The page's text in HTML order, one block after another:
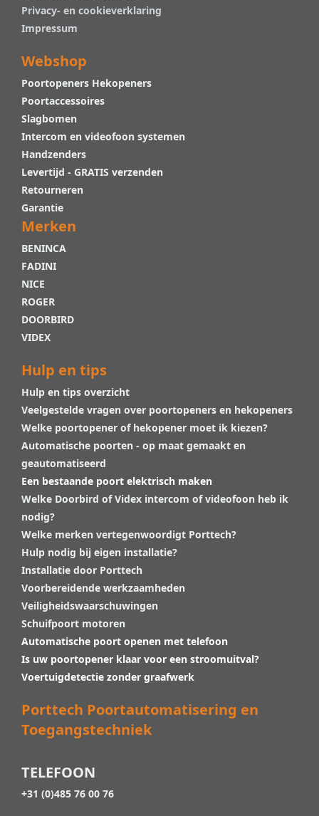
Privacy- en cookieverklaring
Impressum
Webshop
Poortopeners Hekopeners
Poortaccessoires
Slagbomen
Intercom en videofoon systemen
Handzenders
Levertijd - GRATIS verzenden
Retourneren
Garantie
Merken
BENINCA
FADINI
NICE
ROGER
DOORBIRD
VIDEX
Hulp en tips
Hulp en tips overzicht
Veelgestelde vragen over poortopeners en hekopeners
Welke poortopener of hekopener moet ik kiezen?
Automatische poorten - op maat gemaakt en
geautomatiseerd
Een bestaande poort elektrisch maken
Welke Doorbird of Videx intercom of videofoon heb ik
nodig?
Welke merken vertegenwoordigt Porttech?
Hulp nodig bij eigen installatie?
Installatie door Porttech
Voorbereidende werkzaamheden
Veiligheidswaarschuwingen
Schuifpoort motoren
Automatische poort openen met telefoon
Is uw poortopener klaar voor een stroomuitval?
Voertuigdetectie zonder graafwerk
Porttech Poortautomatisering en
Toegangstechniek
TELEFOON
+31 (0)485 76 00 76